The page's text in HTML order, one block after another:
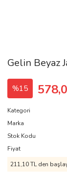
Gelin Beyaz
%15
Kategori
Marka
Stok Kodu
Fiyat
211,10 TL den